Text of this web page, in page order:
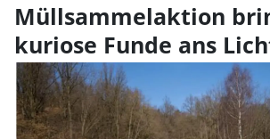
Müllsammelaktion
kuriose Funde ans